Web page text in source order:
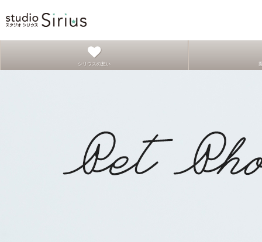
シリウスの想い